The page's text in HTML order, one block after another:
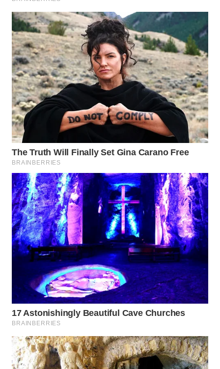
KEPULAUAN
SERIBU
WN
TANGERANG
WN
BINJAI
CIREBON
WN
INDRAMAYU
WN
KUNINGAN
WN
MAJALENGKA
WN
SUBANG
WN
SUKABUMI
WN
PURWAKARTA